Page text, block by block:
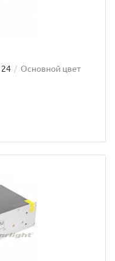
24
Основной цвет